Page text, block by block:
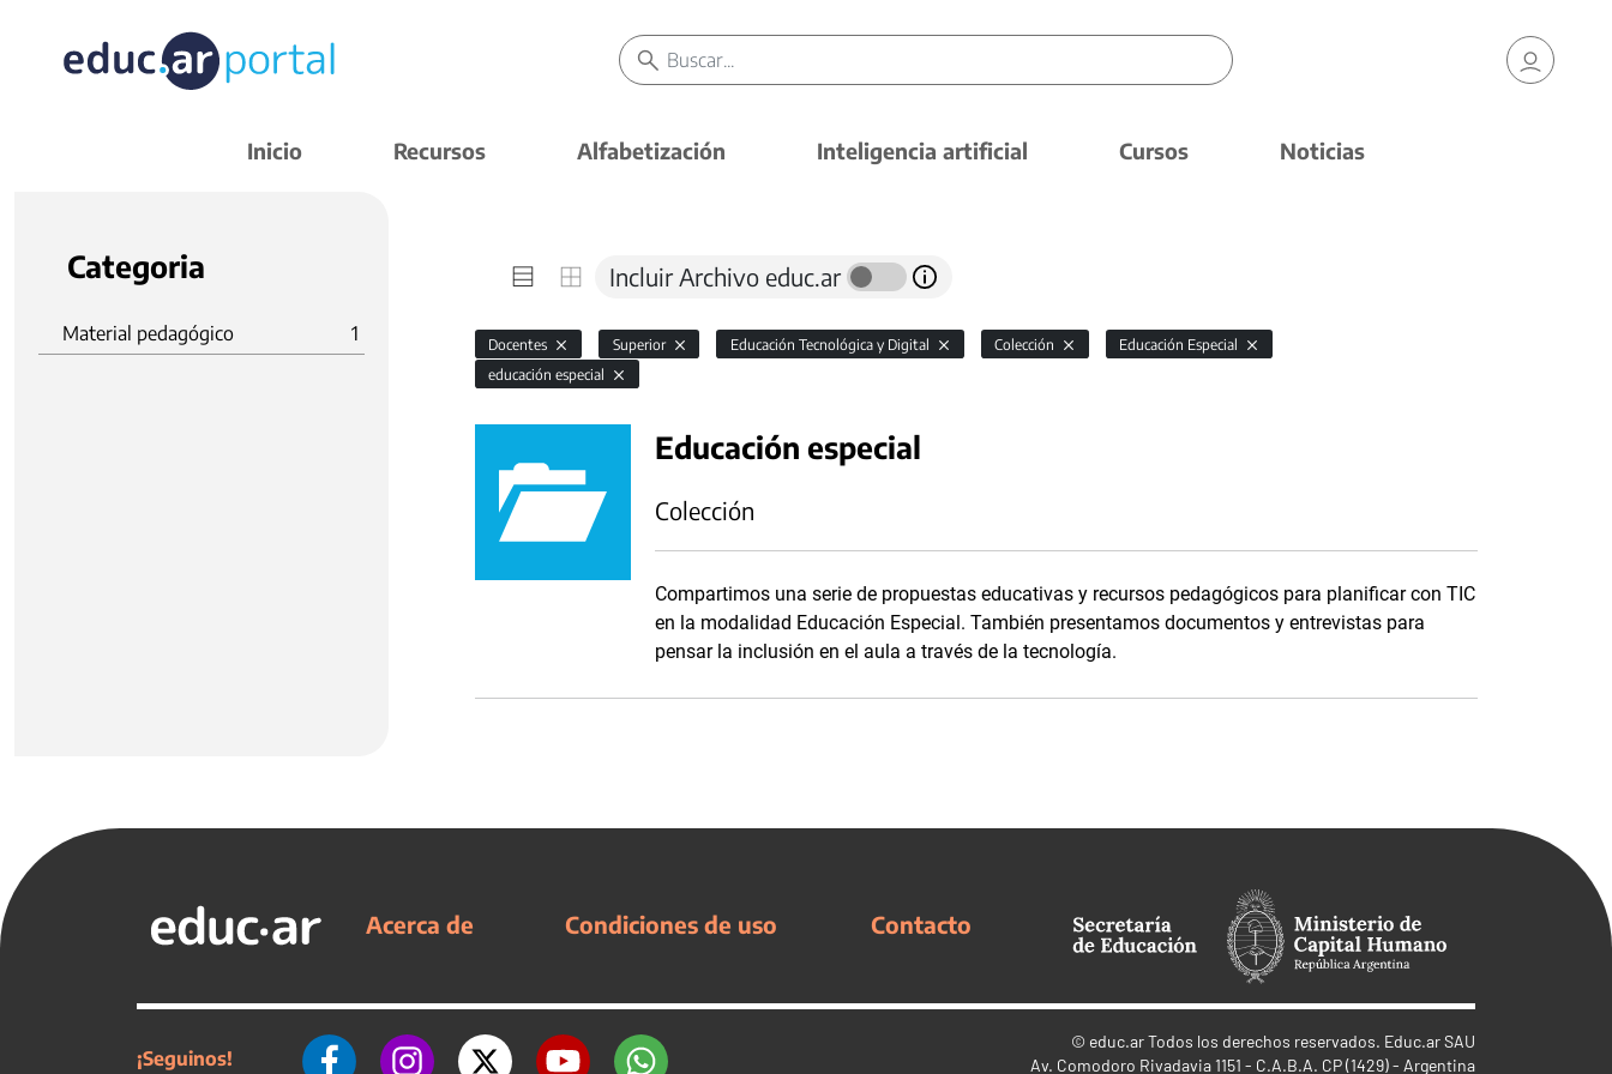
Inicio Recursos Alfabetización Inteligencia artificial Cursos Noticias
Categoria
Material pedagógico 1
Incluir Archivo educ.ar
Docentes Superior Educación Tecnológica y Digital Colección
Educación Especial
educación especial
Educación especial
Colección
Compartimos una serie de propuestas educativas y recursos pedagógicos para planificar con TIC
en la modalidad Educación Especial. También presentamos documentos y entrevistas para
pensar la inclusión en el aula a través de la tecnología.
Acerca de Condiciones de uso Contacto
¡Seguinos!
© educ.arTodos los derechos reservados. Educ.ar SAU
Av. Comodoro Rivadavia 1151 - C.A.B.A. CP (1429) - Argentina